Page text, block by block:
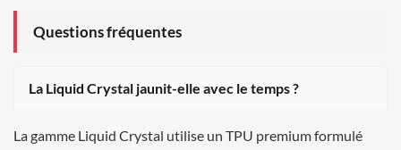
Questions fréquentes
La Liquid Crystal jaunit-elle avec le temps ?
La gamme Liquid Crystal utilise un TPU premium formulé